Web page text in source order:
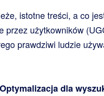
istotne treści, a co
przez użytkowników
prawdziwi ludzie
dla